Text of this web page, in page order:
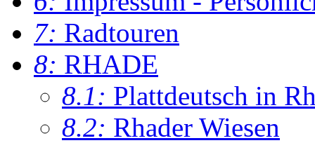
7: Radtouren
8: RHADE
8.1: Plattdeutsch in
8.2: Rhader Wiesen